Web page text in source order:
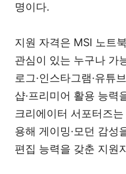
명이다.
지원 자격은 MSI 노트
관심이 있는 누구나 가
로그·인스타그램·유튜
샵·프리미어 활용 능력
크리에이터 서포터즈
용해 게이밍·모던 감성
편집 능력을 갖춘 지원